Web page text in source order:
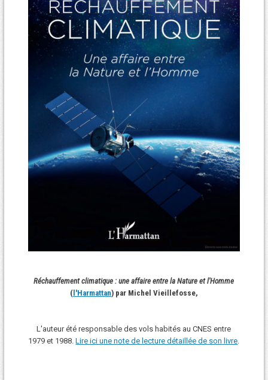
Réchauffement climatique : une affaire entre la Nature et l'Homme
(l'Harmattan) par Michel Vieillefosse,
L'auteur été responsable des vols habités au CNES entre
1979 et 1988.Lire ici une note de lecture détaillée de son livre